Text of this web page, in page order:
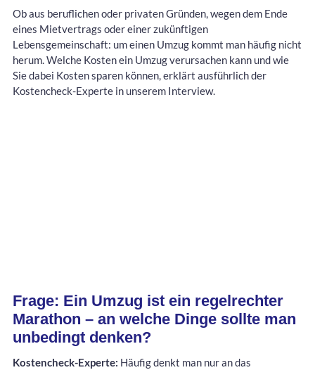
Ob aus beruflichen oder privaten Gründen, wegen dem Ende
eines Mietvertrags oder einer zukünftigen
Lebensgemeinschaft: um einen Umzug kommt man häufig nicht
herum. Welche Kosten ein Umzug verursachen kann und wie
Sie dabei Kosten sparen können, erklärt ausführlich der
Kostencheck-Experte in unserem Interview.
Frage: Ein Umzug ist ein regelrechter
Marathon – an welche Dinge sollte man
unbedingt denken?
Kostencheck-Experte: Häufig denkt man nur an das